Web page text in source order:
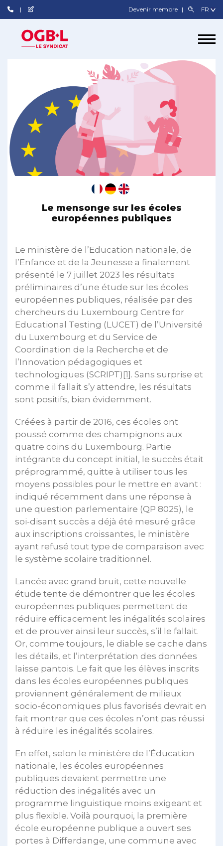
Devenir membre
Le mensonge sur les écoles
européennes publiques
Le ministère de l’Education nationale, de
l’Enfance et de la Jeunesse a finalement
présenté le 7 juillet 2023 les résultats
préliminaires d’une étude sur les écoles
européennes publiques, réalisée par des
chercheurs du Luxembourg Centre for
Educational Testing (LUCET) de l’Université
du Luxembourg et du Service de
Coordination de la Recherche et de
l’Innovation pédagogiques et
technologiques (SCRIPT)[1]. Sans surprise et
comme il fallait s’y attendre, les résultats
sont positifs, bien évidemment.
Créées à partir de 2016, ces écoles ont
poussé comme des champignons aux
quatre coins du Luxembourg. Partie
intégrante du concept initial, le succès était
préprogrammé, quitte à utiliser tous les
moyens possibles pour le mettre en avant :
indiqué récemment dans une réponse à
une question parlementaire (QP 8025), le
soi-disant succès a déjà été mesuré grâce
aux inscriptions croissantes, le ministère
ayant refusé tout type de comparaison avec
le système scolaire traditionnel.
Lancée avec grand bruit, cette nouvelle
étude tente de démontrer que les écoles
européennes publiques permettent de
réduire efficacement les inégalités scolaires
et de prouver ainsi leur succès, s’il le fallait.
Or, comme toujours, le diable se cache dans
les détails, et l’interprétation des données
laisse pantois. Le fait que les élèves inscrits
dans les écoles européennes publiques
proviennent généralement de milieux
socio-économiques plus favorisés devrait en
fait montrer que ces écoles n’ont pas réussi
à réduire les inégalités scolaires.
En effet, selon le ministère de l’Éducation
nationale, les écoles européennes
publiques devaient permettre une
réduction des inégalités avec un
programme linguistique moins exigeant et
plus flexible. Voilà pourquoi, la première
école européenne publique a ouvert ses
portes à Differdange, une commune avec